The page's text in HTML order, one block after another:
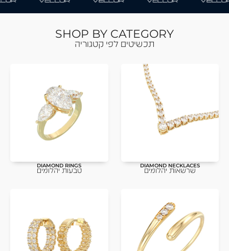
SHOP BY CATEGORY
תכשיטים לפי קטגוריה
DIAMOND NECKLACES
שרשאות יהלומים
DIAMOND RINGS
טבעות יהלומים